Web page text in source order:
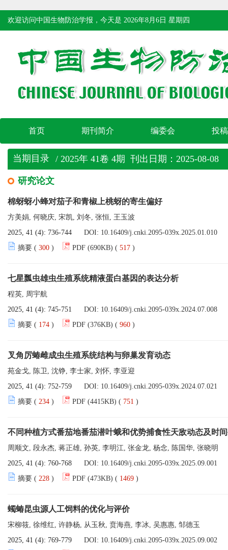
欢迎访问中国生物防治学报，今天是 2026年8月6日 星期四
首页 期刊简介 编委会 投
当期目录 / 2025年 41卷 4期 刊出日期：2025-08-08
研究论文
棉蚜蚜小蜂对茄子和青椒上桃蚜的寄生偏好
方美娟, 何晓庆, 宋凯, 刘冬, 张恒, 王玉波
2025, 41 (4): 736-744
DOI: 10.16409/j.cnki.2095-039x.2025.01.010
摘要 ( 300 ) PDF (690KB) ( 517 )
七星瓢虫雄虫生殖系统精液蛋白基因的表达分析
程英, 周宇航
2025, 41 (4): 745-751
DOI: 10.16409/j.cnki.2095-039x.2024.07.008
摘要 ( 174 ) PDF (376KB) ( 960 )
叉角厉蝽雌成虫生殖系统结构与卵巢发育动态
苑金戈, 陈卫, 沈铮, 李士家, 刘怀, 李亚迎
2025, 41 (4): 752-759
DOI: 10.16409/j.cnki.2095-039x.2024.07.021
摘要 ( 234 ) PDF (4415KB) ( 751 )
不同种植方式番茄地番茄潜叶蛾和优势捕食性天敌动态及时
周顺文, 段永杰, 蒋正雄, 孙英, 李明江, 张金龙, 杨念, 陈国华, 张晓明
2025, 41 (4): 760-768
DOI: 10.16409/j.cnki.2095-039x.2025.09.001
摘要 ( 228 ) PDF (473KB) ( 1469 )
蠋蝽昆虫源人工饲料的优化与评价
宋柳筱, 徐维红, 许静杨, 从玉秋, 贲海燕, 李冰, 吴惠惠, 邹德玉
2025, 41 (4): 769-779
DOI: 10.16409/j.cnki.2095-039x.2025.09.002